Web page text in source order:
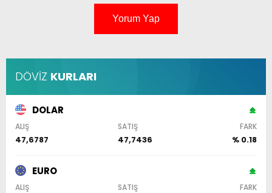
Yorum Yap
DÖVİZ KURLARI
DOLAR
ALIŞ SATIŞ FARK
47,6787 47,7436 % 0.18
EURO
ALIŞ SATIŞ FARK